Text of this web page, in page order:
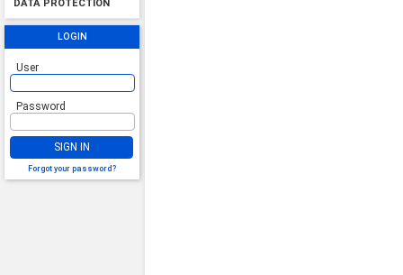
DATA PROTECTION
LOGIN
User
Password
SIGN IN
Forgot your password?